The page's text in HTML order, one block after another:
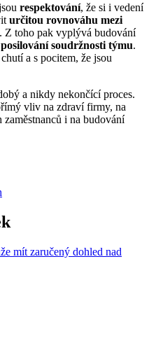
respektování, že si i vedení
určitou rovnováhu mezi
. Z toho pak vyplývá budování
soudržnosti týmu.
a s pocitem, že jsou
a nikdy nekončící proces.
vliv na zdraví firmy, na
i na budování
mít zaručený dohled nad